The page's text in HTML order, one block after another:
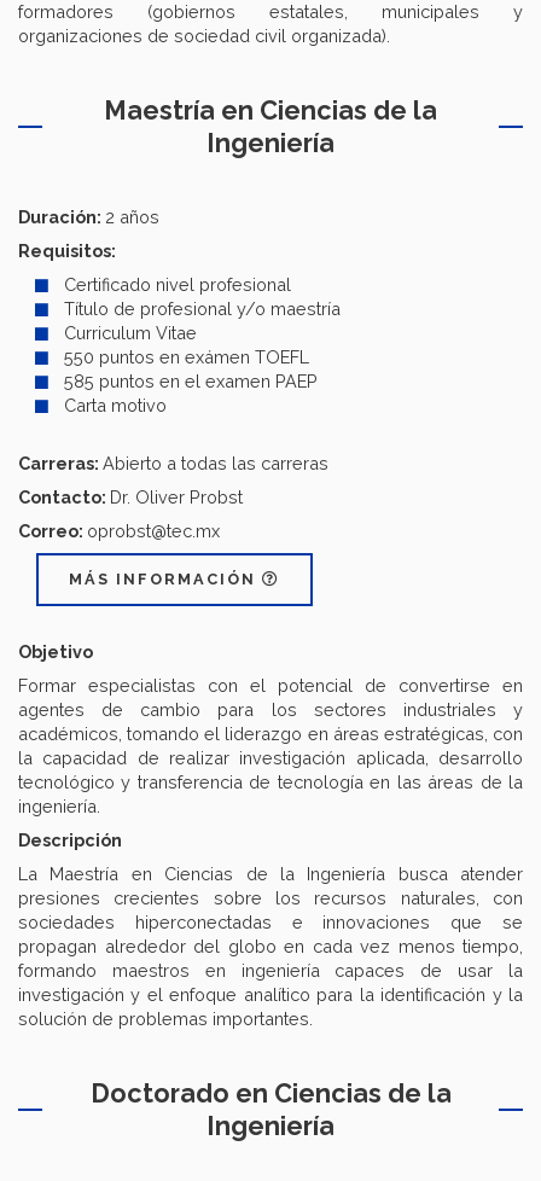
formadores (gobiernos estatales, municipales y
organizaciones de sociedad civil organizada).
Maestría en Ciencias de la
Ingeniería
Duración: 2 años
Requisitos:
Certificado nivel profesional
Título de profesional y/o maestría
Curriculum Vitae
550 puntos en exámen TOEFL
585 puntos en el examen PAEP
Carta motivo
Carreras: Abierto a todas las carreras
Contacto: Dr. Oliver Probst
Correo: oprobst@tec.mx
MÁS INFORMACIÓN
Objetivo
Formar especialistas con el potencial de convertirse en
agentes de cambio para los sectores industriales y
académicos, tomando el liderazgo en áreas estratégicas, con
la capacidad de realizar investigación aplicada, desarrollo
tecnológico y transferencia de tecnología en las áreas de la
ingeniería.
Descripción
La Maestría en Ciencias de la Ingeniería busca atender
presiones crecientes sobre los recursos naturales, con
sociedades hiperconectadas e innovaciones que se
propagan alrededor del globo en cada vez menos tiempo,
formando maestros en ingeniería capaces de usar la
investigación y el enfoque analítico para la identificación y la
solución de problemas importantes.
Doctorado en Ciencias de la
Ingeniería